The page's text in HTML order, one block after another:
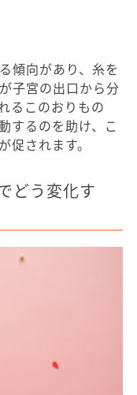
傾向があり、糸を
子宮の出口から分
るこのおりもの
するのを助け、こ
されます。
どう変化す